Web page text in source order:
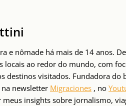
e nômade há mais de 14 anos.
locais ao redor do mundo, com
destinos visitados. Fundadora
newsletter Migraciones , no
insights sobre jornalismo,